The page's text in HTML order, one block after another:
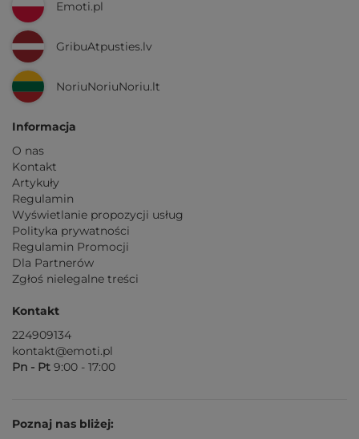
Emoti.pl
GribuAtpusties.lv
NoriuNoriuNoriu.lt
Informacja
O nas
Kontakt
Artykuły
Regulamin
Wyświetlanie propozycji usług
Polityka prywatności
Regulamin Promocji
Dla Partnerów
Zgłoś nielegalne treści
Kontakt
224909134
kontakt@emoti.pl
Pn - Pt 9:00 - 17:00
Poznaj nas bliżej: